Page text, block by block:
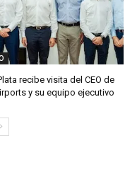
recibe visita del CEO de
y su equipo ejecutivo